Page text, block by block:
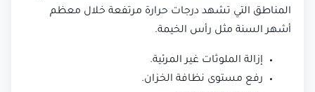
المناطق التي تشهد درجات حرارة مرتفعة خلال معظم
أشهر السنة مثل رأس الخيمة.
إزالة الملوثات غير المرئية.
رفع مستوى نظافة الخزان.